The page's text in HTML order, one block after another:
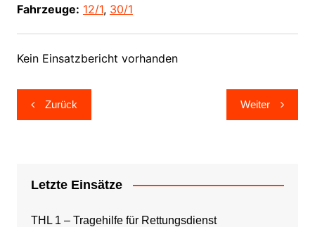
Fahrzeuge: 12/1, 30/1
Kein Einsatzbericht vorhanden
Beitragsnavigation
Zurück Weiter
Letzte Einsätze
THL 1 – Tragehilfe für Rettungsdienst